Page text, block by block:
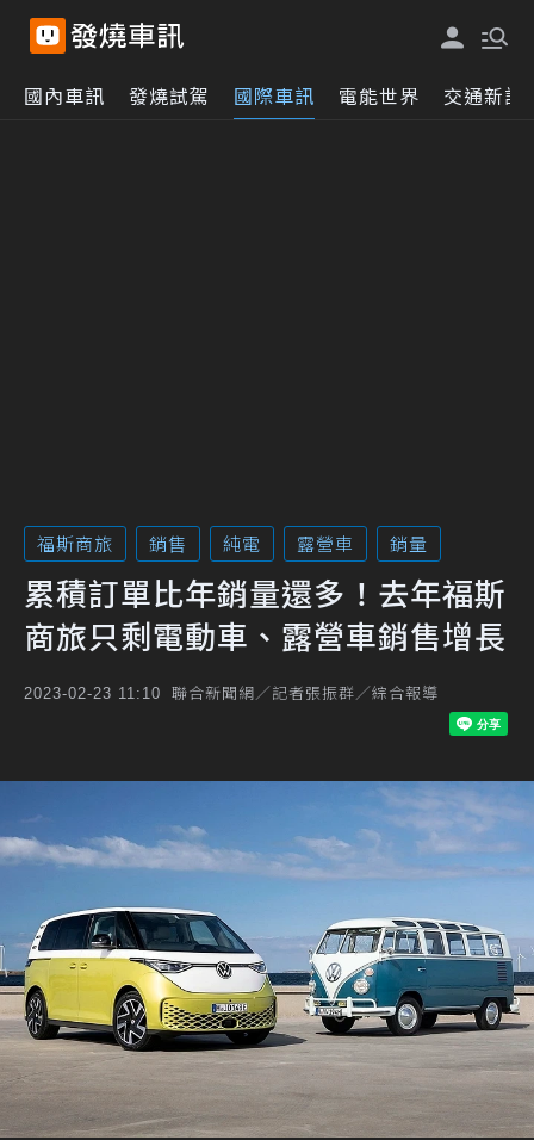
國內車訊 發燒試駕 國際車訊 電能世界 交通新訊
福斯商旅 銷售 純電 露營車 銷量
累積訂單比年銷量還多！去年福斯
商旅只剩電動車、露營車銷售增長
2023-02-23 11:10 聯合新聞網／記者張振群／綜合報導